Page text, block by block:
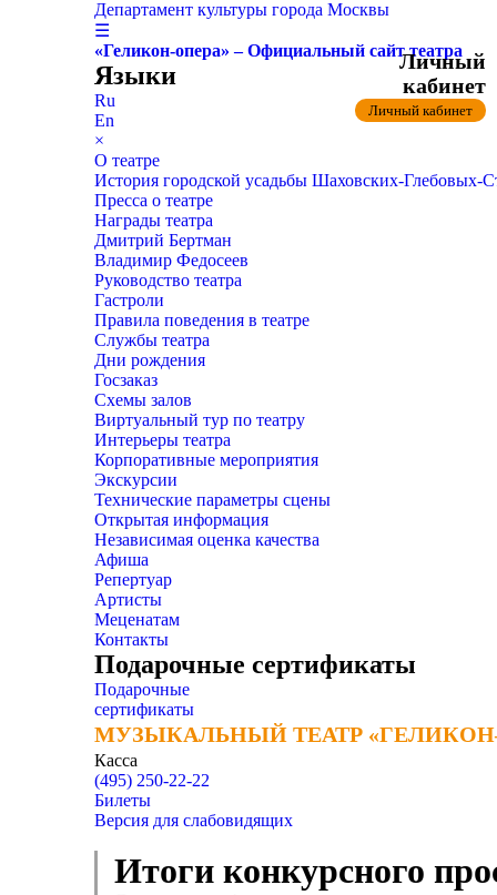
Департамент культуры города Москвы
☰
«Геликон-опера» – Официальный сайт театра
Языки
Ru
En
×
О театре
История городской усадьбы Шаховских-
Пресса о театре
Награды театра
Дмитрий Бертман
Владимир Федосеев
Руководство театра
Гастроли
Правила поведения в театре
Службы театра
Дни рождения
Госзаказ
Схемы залов
Виртуальный тур по театру
Интерьеры театра
Корпоративные мероприятия
Экскурсии
Технические параметры сцены
Открытая информация
Независимая оценка качества
Афиша
Репертуар
Артисты
Меценатам
Контакты
Подарочные сертификаты
Подарочные
сертификаты
МУЗЫКАЛЬНЫЙ ТЕАТР
МУЗЫКАЛЬНЫЙ ТЕАТР
Касса
(495) 250-22-22
Личный
кабинет
Личный кабинет
Билеты
Версия для слабовидящих
Итоги конкурсного